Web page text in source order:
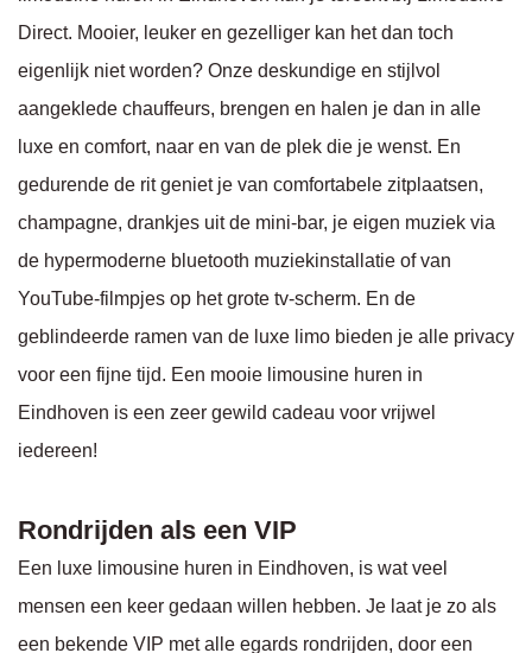
Direct. Mooier, leuker en gezelliger kan het dan toch
eigenlijk niet worden? Onze deskundige en stijlvol
aangeklede chauffeurs, brengen en halen je dan in alle
luxe en comfort, naar en van de plek die je wenst. En
gedurende de rit geniet je van comfortabele zitplaatsen,
champagne, drankjes uit de mini-bar, je eigen muziek via
de hypermoderne bluetooth muziekinstallatie of van
YouTube-filmpjes op het grote tv-scherm. En de
geblindeerde ramen van de luxe limo bieden je alle privacy
voor een fijne tijd. Een mooie limousine huren in
Eindhoven is een zeer gewild cadeau voor vrijwel
iedereen!
Rondrijden als een VIP
Een luxe limousine huren in Eindhoven, is wat veel
mensen een keer gedaan willen hebben. Je laat je zo als
een bekende VIP met alle egards rondrijden, door een